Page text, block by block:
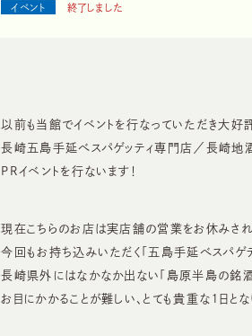
イベント 終了しました
以前も当館でイベントを行なっていただき大好評
長崎五島手延べスパゲッティ専門店／長崎
PRイベントを行ないます！
現在こちらのお店は実店舗の営業をお休みされ
今回もお持ち込みいただく「五島手延べスパゲテ
長崎県外にはなかなか出ない「島原半島の銘酒
お目にかかることが難しい、とても貴重な１日とな